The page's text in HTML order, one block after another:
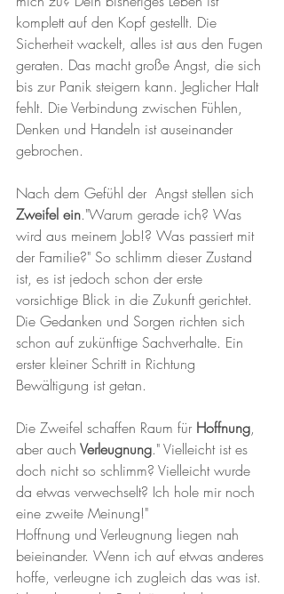
komplett auf den Kopf gestellt. Die
Sicherheit wackelt, alles ist aus den Fugen
geraten. Das macht große Angst, die sich
bis zur Panik steigern kann. Jeglicher Halt
fehlt. Die Verbindung zwischen Fühlen,
Denken und Handeln ist auseinander
gebrochen.
Nach dem Gefühl der  Angst stellen sich
Zweifel ein."Warum gerade ich? Was
wird aus meinem Job!? Was passiert mit
der Familie?" So schlimm dieser Zustand
ist, es ist jedoch schon der erste
vorsichtige Blick in die Zukunft gerichtet.
Die Gedanken und Sorgen richten sich
schon auf zukünftige Sachverhalte. Ein
erster kleiner Schritt in Richtung
Bewältigung ist getan.
Die Zweifel schaffen Raum für Hoffnung,
aber auch Verleugnung." Vielleicht ist es
doch nicht so schlimm? Vielleicht wurde
da etwas verwechselt? Ich hole mir noch
eine zweite Meinung!"
Hoffnung und Verleugnung liegen nah
beieinander. Wenn ich auf etwas anderes
hoffe, verleugne ich zugleich das was ist.